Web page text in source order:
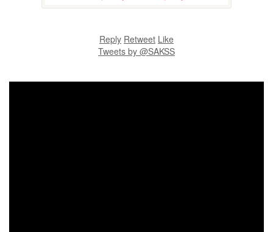
Reply Retweet Like
Tweets by @SAKSS